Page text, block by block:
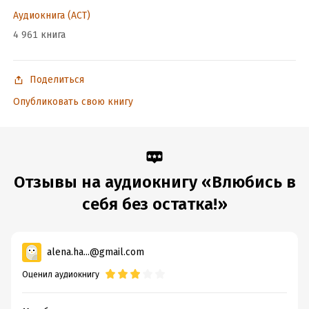
Дата поступления:
ISBN (EAN):
Аудиокнига (АСТ)
4 961 книга
Поделиться
Опубликовать свою книгу
Отзывы на аудиокнигу «Влюбись в
себя без остатка!»
alena.ha...@gmail.com
Оценил аудиокнигу